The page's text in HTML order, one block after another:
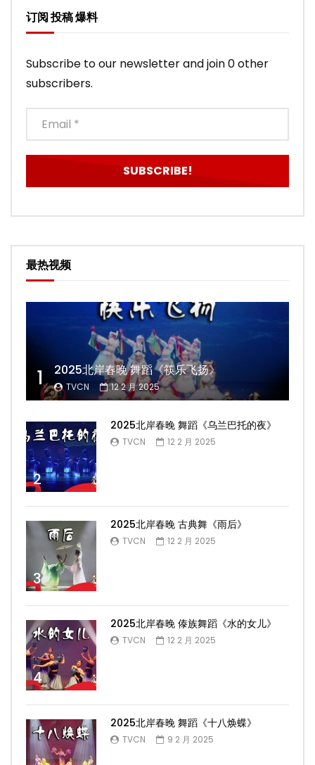
订阅 投稿 爆料
Subscribe to our newsletter and join 0 other
subscribers.
最热视频
1 2025北岸春晚 舞蹈《筷乐飞扬》
TVCN 12 2 月 2025
2
2025北岸春晚 舞蹈《乌兰巴托的夜》
TVCN 12 2 月 2025
3
2025北岸春晚 古典舞《雨后》
TVCN 12 2 月 2025
4
2025北岸春晚 傣族舞蹈《水的女儿》
TVCN 12 2 月 2025
2025北岸春晚 舞蹈《十八焕蝶》
TVCN 9 2 月 2025